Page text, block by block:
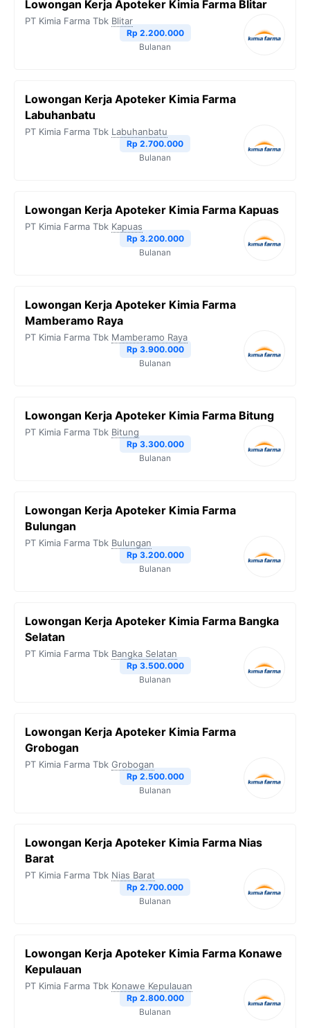
o
e
r
A
p
i
n
k
Lowongan Kerja Apoteker Kimia Farma Blitar
PT Kimia Farma Tbk Blitar
Rp 2.200.000
Bulanan
Lowongan Kerja Apoteker Kimia Farma
Labuhanbatu
PT Kimia Farma Tbk Labuhanbatu
Rp 2.700.000
Bulanan
Lowongan Kerja Apoteker Kimia Farma Kapuas
PT Kimia Farma Tbk Kapuas
Rp 3.200.000
Bulanan
Lowongan Kerja Apoteker Kimia Farma
Mamberamo Raya
PT Kimia Farma Tbk Mamberamo Raya
Rp 3.900.000
Bulanan
Lowongan Kerja Apoteker Kimia Farma Bitung
PT Kimia Farma Tbk Bitung
Rp 3.300.000
Bulanan
Lowongan Kerja Apoteker Kimia Farma
Bulungan
PT Kimia Farma Tbk Bulungan
Rp 3.200.000
Bulanan
Lowongan Kerja Apoteker Kimia Farma Bangka
Selatan
PT Kimia Farma Tbk Bangka Selatan
Rp 3.500.000
Bulanan
Lowongan Kerja Apoteker Kimia Farma
Grobogan
PT Kimia Farma Tbk Grobogan
Rp 2.500.000
Bulanan
Lowongan Kerja Apoteker Kimia Farma Nias
Barat
PT Kimia Farma Tbk Nias Barat
Rp 2.700.000
Bulanan
Lowongan Kerja Apoteker Kimia Farma Konawe
Kepulauan
PT Kimia Farma Tbk Konawe Kepulauan
Rp 2.800.000
Bulanan